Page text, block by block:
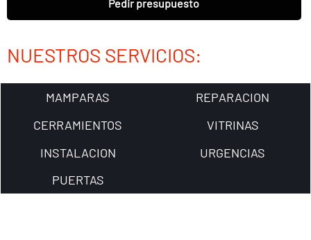
Pedir presupuesto
NUESTROS SERVICIOS:
MAMPARAS
REPARACION
CERRAMIENTOS
VITRINAS
INSTALACION
URGENCIAS
PUERTAS